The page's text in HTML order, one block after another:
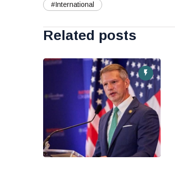
#International
Related posts